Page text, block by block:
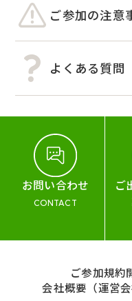
ご参加の注意
よくある質問
お問い合わせ
CONTACT
ご
ご参加規約
会社概要（運営会